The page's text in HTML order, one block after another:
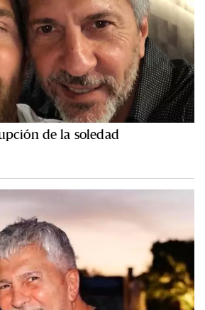
de la soledad